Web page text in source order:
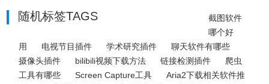
随机标签TAGS
截图软件
哪个好
用
电视节目插件 学术研究插件
聊天软件有哪些
摄像头插件
bilibili视频下载方法 链接检测插件
爬虫
工具有哪些
Screen Capture工具
Aria2下载相关软件推